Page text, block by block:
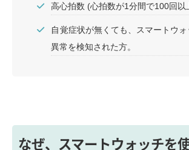
高心拍数 (心拍数が1分間で100回以
自覚症状が無くても、スマートウ
異常を検知された方。
なぜ、スマートウォッチを